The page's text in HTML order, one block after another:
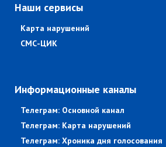
Наши сервисы
Карта нарушений
СМС-ЦИК
Информационные каналы
Телеграм: Основной канал
Телеграм: Карта нарушений
Телеграм: Хроника дня голосования